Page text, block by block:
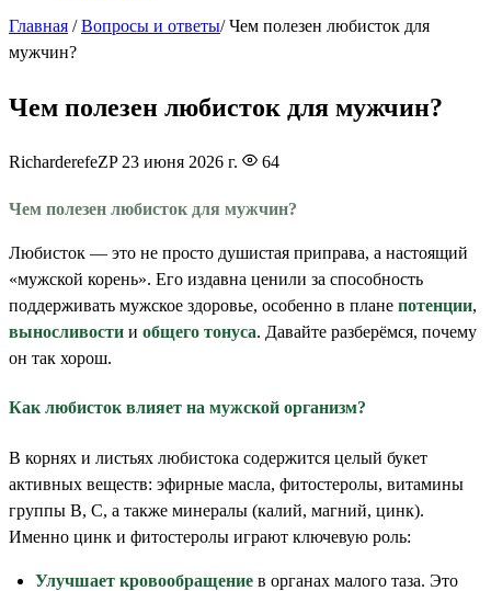
Главная / Вопросы и ответы/ Чем полезен любисток для
мужчин?
Чем полезен любисток для мужчин?
RicharderefeZP 23 июня 2026 г. 64
Чем полезен любисток для мужчин?
Любисток — это не просто душистая приправа, а настоящий
«мужской корень». Его издавна ценили за способность
поддерживать мужское здоровье, особенно в плане потенции,
выносливости и общего тонуса. Давайте разберёмся, почему
он так хорош.
Как любисток влияет на мужской организм?
В корнях и листьях любистока содержится целый букет
активных веществ: эфирные масла, фитостеролы, витамины
группы B, C, а также минералы (калий, магний, цинк).
Именно цинк и фитостеролы играют ключевую роль:
Улучшает кровообращение в органах малого таза. Это